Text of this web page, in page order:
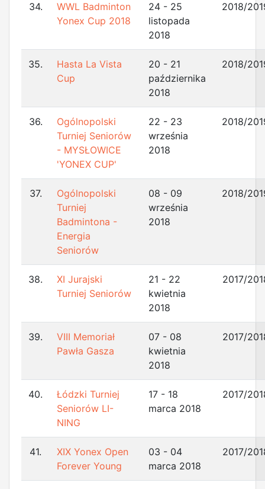
34.
WWL Badminton
Yonex Cup 2018
24 - 25
listopada
2018
2018/
35.
Hasta La Vista
Cup
20 - 21
października
2018
2018/
36.
Ogólnopolski
Turniej Seniorów
- MYSŁOWICE
'YONEX CUP'
22 - 23
września
2018
2018/
37.
Ogólnopolski
Turniej
Badmintona -
Energia
Seniorów
08 - 09
września
2018
2018/
38.
XI Jurajski
Turniej Seniorów
21 - 22
kwietnia
2018
2017/
39.
VIII Memoriał
Pawła Gasza
07 - 08
kwietnia
2018
2017/
40.
Łódzki Turniej
Seniorów LI-
NING
17 - 18
marca 2018
2017/
41.
XIX Yonex Open
Forever Young
03 - 04
marca 2018
2017/